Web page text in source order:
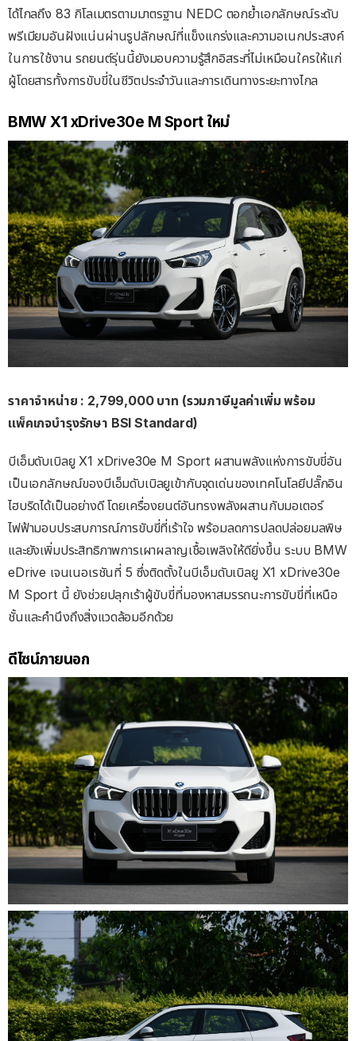
ได้ไกลถึง 83 กิโลเมตรตามมาตรฐาน NEDC ตอกย้ำเอกลักษณ์ระดับ
พรีเมียมอันฝังแน่นผ่านรูปลักษณ์ที่แข็งแกร่งและความอเนกประสงค์
ในการใช้งาน รถยนต์รุ่นนี้ยังมอบความรู้สึกอิสระที่ไม่เหมือนใครให้แก่
ผู้โดยสารทั้งการขับขี่ในชีวิตประจำวันและการเดินทางระยะทางไกล
BMW X1 xDrive30e M Sport ใหม่
ราคาจำหน่าย : 2,799,000 บาท (รวมภาษีมูลค่าเพิ่ม พร้อม
แพ็คเกจบำรุงรักษา BSI Standard)
บีเอ็มดับเบิลยู X1 xDrive30e M Sport ผสานพลังแห่งการขับขี่อัน
เป็นเอกลักษณ์ของบีเอ็มดับเบิลยูเข้ากับจุดเด่นของเทคโนโลยีปลั๊กอิน
ไฮบริดได้เป็นอย่างดี โดยเครื่องยนต์อันทรงพลังผสานกับมอเตอร์
ไฟฟ้ามอบประสบการณ์การขับขี่ที่เร้าใจ พร้อมลดการปลดปล่อยมลพิษ
และยังเพิ่มประสิทธิภาพการเผาผลาญเชื้อเพลิงให้ดียิ่งขึ้น ระบบ BMW
eDrive เจนเนอเรชันที่ 5 ซึ่งติดตั้งในบีเอ็มดับเบิลยู X1 xDrive30e
M Sport นี้ ยังช่วยปลุกเร้าผู้ขับขี่ที่มองหาสมรรถนะการขับขี่ที่เหนือ
ชั้นและคำนึงถึงสิ่งแวดล้อมอีกด้วย
ดีไซน์ภายนอก